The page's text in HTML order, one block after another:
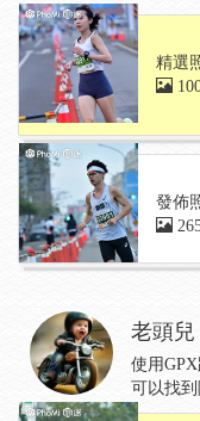
精選
發佈
老頭兒
使用
可以找